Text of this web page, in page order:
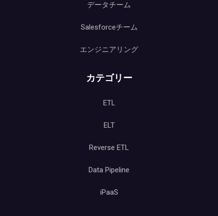
データチーム
Salesforceチーム
エンジニアリング
カテゴリー
ETL
ELT
Reverse ETL
Data Pipeline
iPaaS